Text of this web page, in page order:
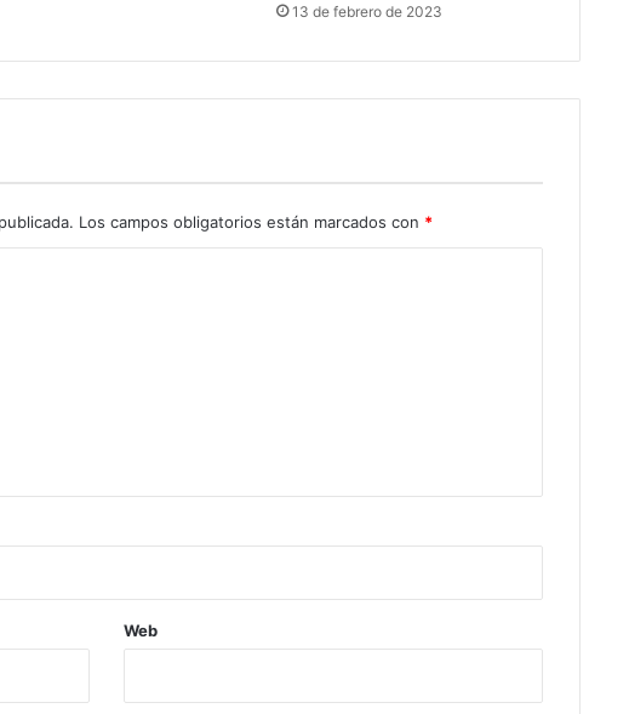
13 de febrero de 2023
Los campos obligatorios están marcados con *
Web